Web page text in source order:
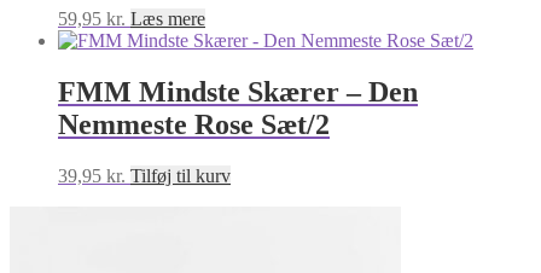
59,95 kr. Læs mere
FMM Mindste Skærer – Den
Nemmeste Rose Sæt/2
39,95 kr. Tilføj til kurv